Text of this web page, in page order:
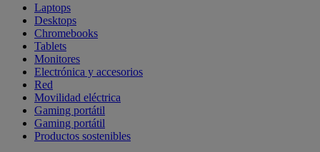
Laptops
Desktops
Chromebooks
Tablets
Monitores
Electrónica y accesorios
Red
Movilidad eléctrica
Gaming portátil
Gaming portátil
Productos sostenibles